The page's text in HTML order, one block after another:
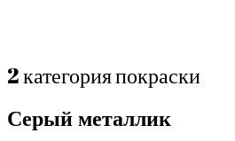
2 категория покраски
Серый металлик